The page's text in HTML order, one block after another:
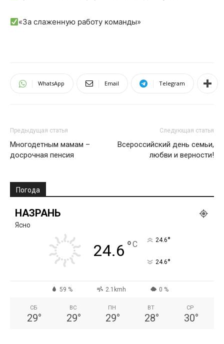
«За слаженную работу команды»⁣⁣⠀
WhatsApp Email Telegram
Предыдущая статья
Многодетным мамам –
досрочная пенсия
Следующая статья
Всероссийский день семьи,
любви и верности!
Погода
НАЗРАНЬ
Ясно
24.6 °C 24.6°
24.6°
59 % 2.1kmh 0 %
СБ
29°
ВС
29°
ПН
29°
ВТ
28°
СР
30°